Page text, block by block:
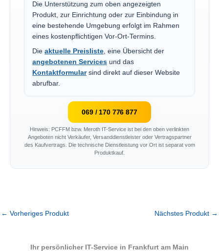
Die Unterstützung zum oben angezeigten
Produkt, zur Einrichtung oder zur Einbindung in
eine bestehende Umgebung erfolgt im Rahmen
eines kostenpflichtigen Vor-Ort-Termins.
Die aktuelle Preisliste, eine Übersicht der
angebotenen Services und das
Kontaktformularsind direkt auf dieser Website
abrufbar.
069 / 170 776 877
Hinweis: PCFFM bzw. Meroth IT-Service ist bei den oben verlinkten
Angeboten nicht Verkäufer, Versanddienstleister oder Vertragspartner
des Kaufvertrags. Die technische Dienstleistung vor Ort ist separat vom
Produktkauf.
← Vorheriges Produkt Nächstes Produkt →
Ihr persönlicher IT-Service in Frankfurt am Main